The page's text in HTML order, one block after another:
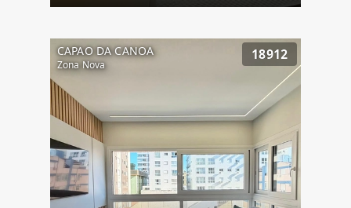
CAPAO DA CANOA
Zona Nova
18912